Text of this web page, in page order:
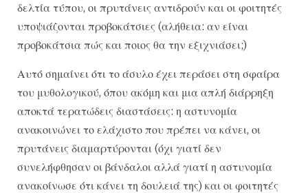
δελτία τύπου, οι πρυτάνεις αντιδρούν και οι φοιτητές
υποψιάζονται προβοκάτσιες (αλήθεια: αν είναι
προβοκάτσια πώς και ποιος θα την εξιχνιάσει;)
Αυτό σημαίνει ότι το άσυλο έχει περάσει στη σφαίρα
του μυθολογικού, όπου ακόμη και μια απλή διάρρηξη
αποκτά τερατώδεις διαστάσεις: η αστυνομία
ανακοινώνει το ελάχιστο που πρέπει να κάνει, οι
πρυτάνεις διαμαρτύρονται (όχι γιατί δεν
συνελήφθησαν οι βάνδαλοι αλλά γιατί η αστυνομία
ανακοίνωσε ότι κάνει τη δουλειά της) και οι φοιτητές